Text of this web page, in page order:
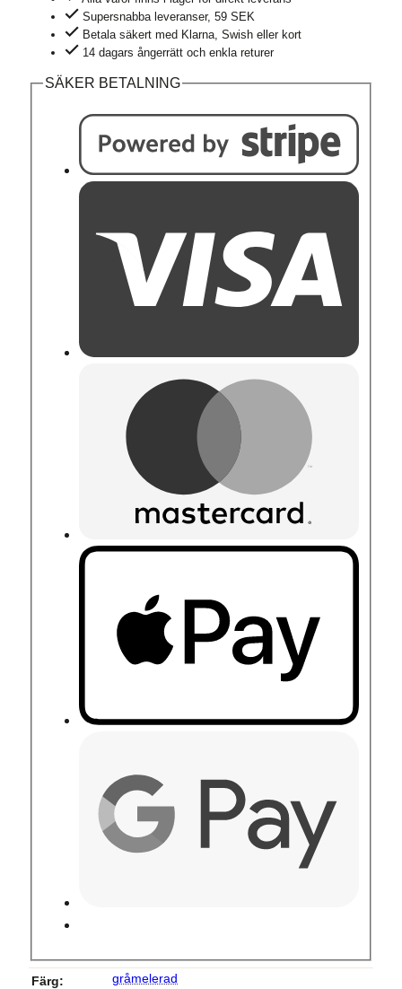
mängd
Supersnabba leveranser, 59 SEK
Betala säkert med Klarna, Swish eller kort
14 dagars ångerrätt och enkla returer
SÄKER BETALNING
Färg gråmelerad